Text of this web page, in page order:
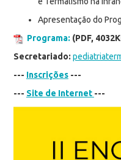
Apresentação do
Programa: (PDF,
Secretariado:
--- Inscrições---
--- Site de Internet ---